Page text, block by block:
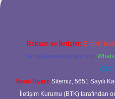
Reklam ve İletişim: E-mail:
forumhizmeti@gmail.com
Yasal Uyarı: Sitemiz, 5651 Sayılı
İletişim Kurumu (BTK) tarafından